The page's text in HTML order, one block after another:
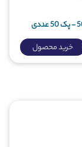
خرید محصول